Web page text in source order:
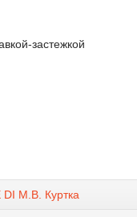
застежкой
M.B. Куртка